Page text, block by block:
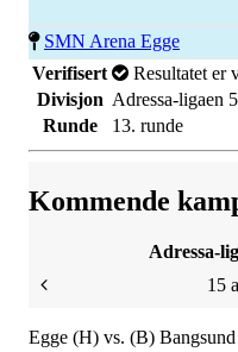
SMN Arena Egge
Verifisert
Resultatet er
Divisjon Adressa-ligaen
Runde
13. runde
Kommende
Adressa-
15
Egge (H) vs. (B) Bangsund